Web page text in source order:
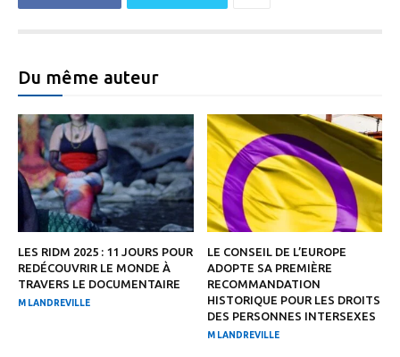
Du même auteur
LES RIDM 2025 : 11 JOURS POUR
REDÉCOUVRIR LE MONDE À
TRAVERS LE DOCUMENTAIRE
M LANDREVILLE
LE CONSEIL DE L’EUROPE
ADOPTE SA PREMIÈRE
RECOMMANDATION
HISTORIQUE POUR LES DROITS
DES PERSONNES INTERSEXES
M LANDREVILLE